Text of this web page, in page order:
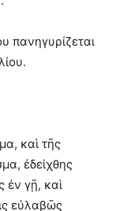
πανηγυρίζεται
καὶ τῆς
ἐδείχθης
ἐν γῇ, καὶ
εὐλαβῶς